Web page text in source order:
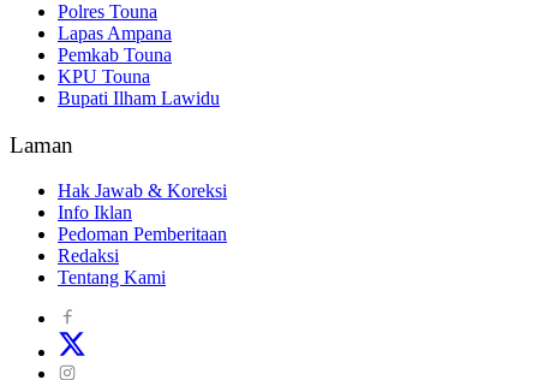
Polres Touna
Lapas Ampana
Pemkab Touna
KPU Touna
Bupati Ilham Lawidu
Laman
Hak Jawab & Koreksi
Info Iklan
Pedoman Pemberitaan
Redaksi
Tentang Kami